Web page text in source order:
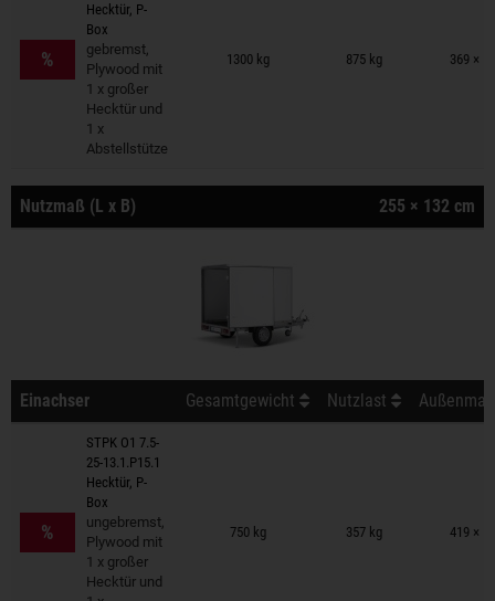
%
Hecktür, P-
Box
gebremst,
Plywood mit
1 x großer
Hecktür und
1 x
Abstellstütze
1300 kg 875 kg 369 ×
Anhänger auf Merkzettel
Nutzmaß (L x B) 255 × 132 cm
Einachser Gesamtgewicht Nutzlast
%
STPK O1 7.5-
25-13.1.P15.1
Hecktür, P-
Box
ungebremst,
Plywood mit
1 x großer
Hecktür und
750 kg 357 kg 419 ×
Anhänger auf Merkzettel